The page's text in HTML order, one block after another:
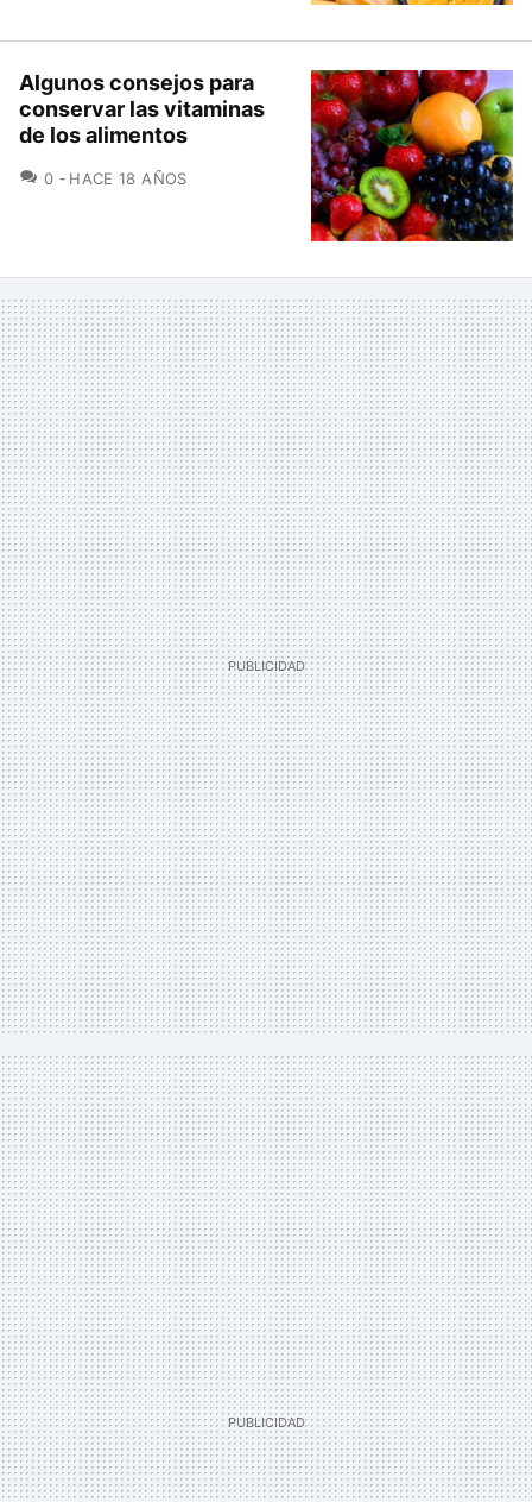
Algunos consejos para
conservar las vitaminas
de los alimentos
0 COMENTARIOS
HACE 18 AÑOS